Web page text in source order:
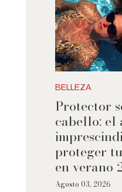
BELLEZA
Protector
cabello: el
proteger
en verano
Agosto 03, 2026